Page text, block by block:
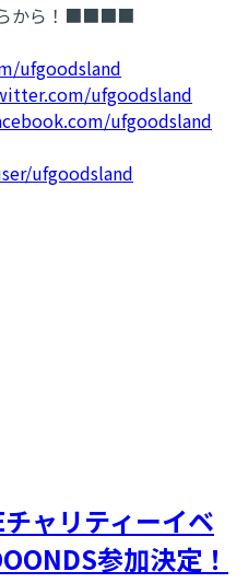
から！■■■■
ufgoodsland
ufgoodsland
ufgoodsland
ufgoodsland
チャリティーイベ
参加決定！